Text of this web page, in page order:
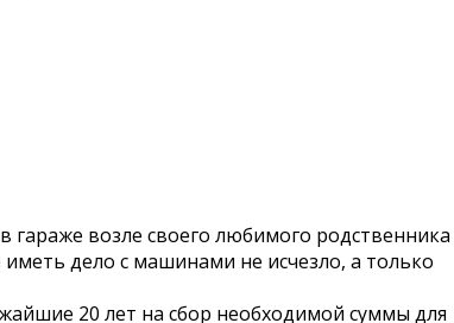
гараже возле своего любимого родственника
дело с машинами не исчезло, а только
20 лет на сбор необходимой суммы для